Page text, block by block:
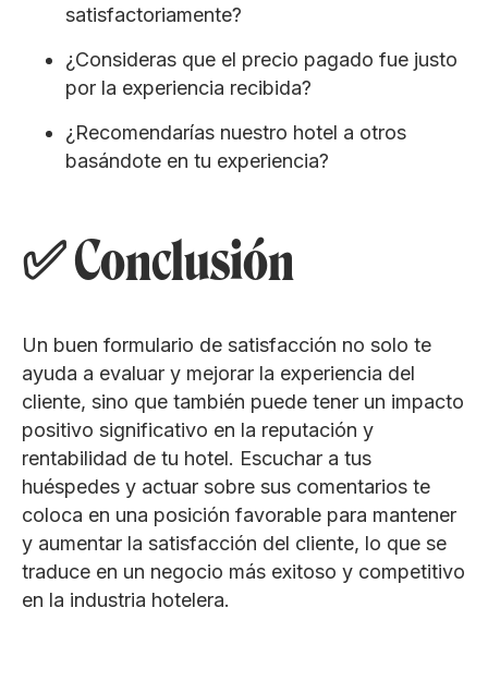
satisfactoriamente?
¿Consideras que el precio pagado fue justo
por la experiencia recibida?
¿Recomendarías nuestro hotel a otros
basándote en tu experiencia?
✅ Conclusión
Un buen formulario de satisfacción no solo te
ayuda a evaluar y mejorar la experiencia del
cliente, sino que también puede tener un impacto
positivo significativo en la reputación y
rentabilidad de tu hotel. Escuchar a tus
huéspedes y actuar sobre sus comentarios te
coloca en una posición favorable para mantener
y aumentar la satisfacción del cliente, lo que se
traduce en un negocio más exitoso y competitivo
en la industria hotelera.